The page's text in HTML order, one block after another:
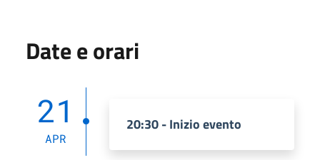
Date e orari
21
APR
20:30 - Inizio evento